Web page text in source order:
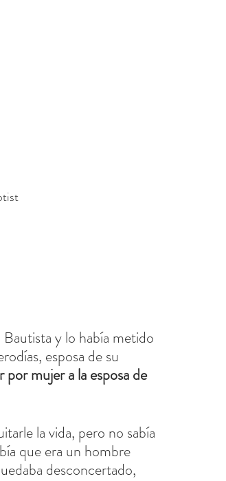
y lo había metido
esposa de su
mujer a la esposa de
la vida, pero no sabía
que era un hombre
desconcertado,